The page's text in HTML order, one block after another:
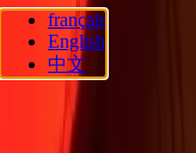
Ria Lithuania UAB. ©
réservés.
Préférences en matière
français
English
中文